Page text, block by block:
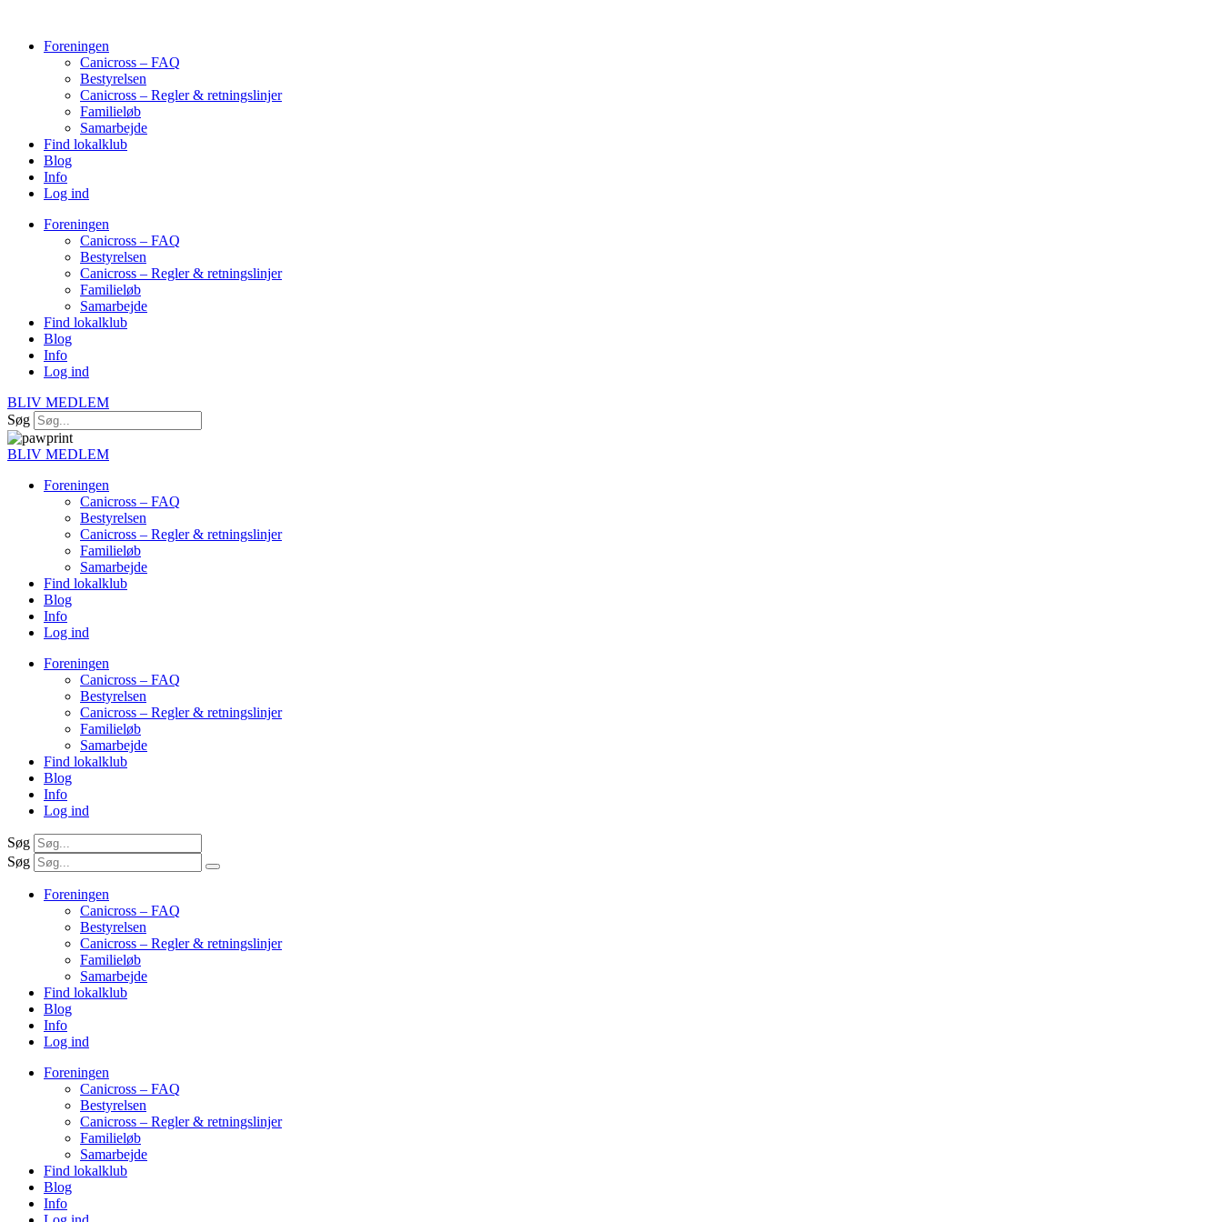
indholdForeningen
Canicross – FAQ
Bestyrelsen
Canicross – Regler & retningslinjer
Familieløb
Samarbejde
Find lokalklub
Blog
Info
Log ind
Foreningen
Canicross – FAQ
Bestyrelsen
Canicross – Regler & retningslinjer
Familieløb
Samarbejde
Find lokalklub
Blog
Info
Log ind
BLIV MEDLEM
Søg
BLIV MEDLEM
Foreningen
Canicross – FAQ
Bestyrelsen
Canicross – Regler & retningslinjer
Familieløb
Samarbejde
Find lokalklub
Blog
Info
Log ind
Foreningen
Canicross – FAQ
Bestyrelsen
Canicross – Regler & retningslinjer
Familieløb
Samarbejde
Find lokalklub
Blog
Info
Log ind
Søg
Søg
Foreningen
Canicross – FAQ
Bestyrelsen
Canicross – Regler & retningslinjer
Familieløb
Samarbejde
Find lokalklub
Blog
Info
Log ind
Foreningen
Canicross – FAQ
Bestyrelsen
Canicross – Regler & retningslinjer
Familieløb
Samarbejde
Find lokalklub
Blog
Info